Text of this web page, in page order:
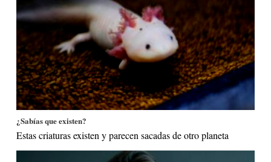
¿Sabías que existen?
Estas criaturas existen y parecen sacadas de otro planeta